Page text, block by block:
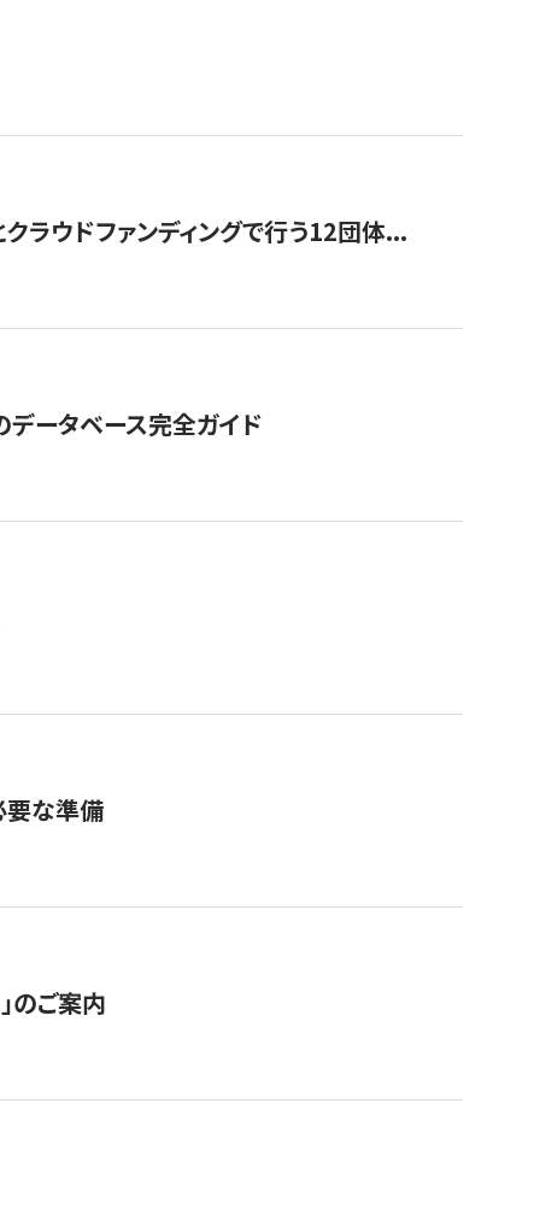
クラウドファンディングで行う12団体...
ータベース完全ガイド
要な準備
のご案内